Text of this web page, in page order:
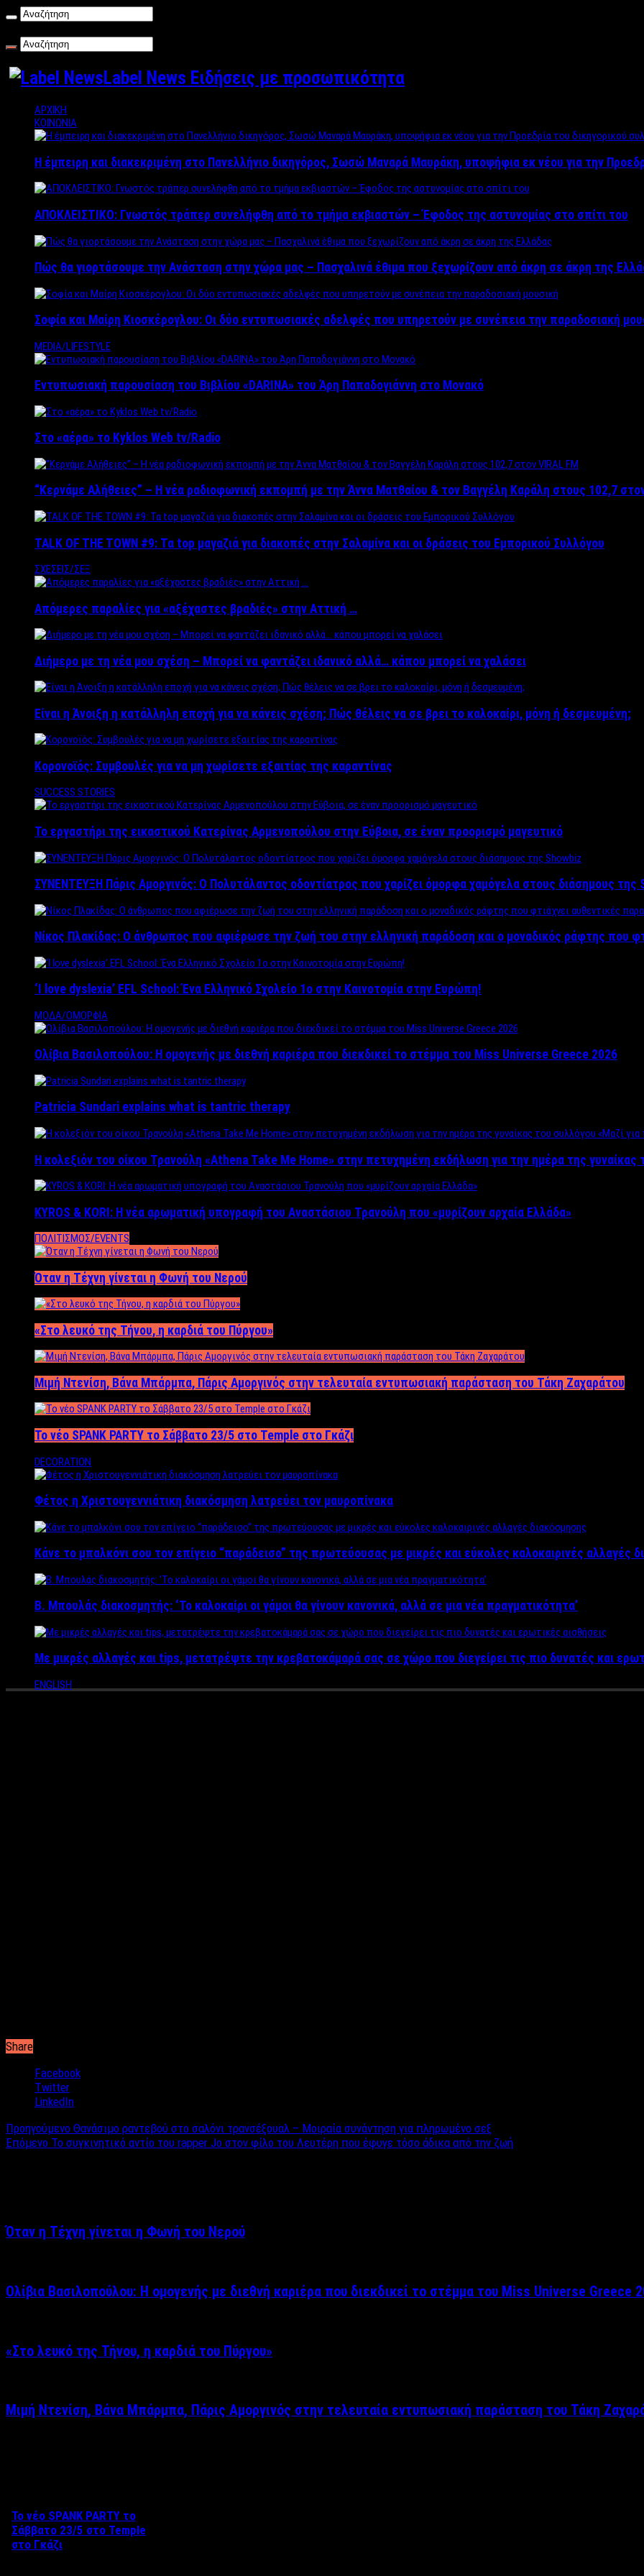
Label News Ειδήσεις με προσωπικότητα
ΑΡΧΙΚΗ
ΚΟΙΝΩΝΙΑ
Η έμπειρη και διακεκριμένη στο Πανελλήνιο δικηγόρος, Σωσώ Μαναρά Μαυράκη, υποψήφια εκ νέου για την
ΑΠΟΚΛΕΙΣΤΙΚΟ: Γνωστός τράπερ συνελήφθη από το τμήμα εκβιαστών – Έφοδος της αστυνομίας στο σπίτι του
Πώς θα γιορτάσουμε την Ανάσταση στην χώρα μας – Πασχαλινά έθιμα που ξεχωρίζουν από άκρη σε άκρη της
Σοφία και Μαίρη Κιοσκέρογλου: Οι δύο εντυπωσιακές αδελφές που υπηρετούν με συνέπεια την παραδοσιακή
MEDIA/LIFESTYLE
Εντυπωσιακή παρουσίαση του Βιβλίου «DARINA» του Άρη Παπαδογιάννη στο Μονακό
Στο «αέρα» το Kyklos Web tv/Radio
“Kερνάμε Αλήθειες” – Η νέα ραδιοφωνική εκπομπή με την Άννα Ματθαίου & τον Βαγγέλη Καράλη στους 102,7
TALK OF THE TOWN #9: Τα top μαγαζιά για διακοπές στην Σαλαμίνα και οι δράσεις του Εμπορικού Συλλόγου
ΣΧΕΣΕΙΣ/ΣΕΞ
Απόμερες παραλίες για «αξέχαστες βραδιές» στην Αττική …
Διήμερο με τη νέα μου σχέση – Μπορεί να φαντάζει ιδανικό αλλά… κάπου μπορεί να χαλάσει
Είναι η Άνοιξη η κατάλληλη εποχή για να κάνεις σχέση; Πώς θέλεις να σε βρει το καλοκαίρι, μόνη ή δεσμευμένη;
Κορονοϊός: Συμβουλές για να μη χωρίσετε εξαιτίας της καραντίνας
SUCCESS STORIES
Το εργαστήρι της εικαστικού Κατερίνας Αρμενοπούλου στην Εύβοια, σε έναν προορισμό μαγευτικό
ΣΥΝΕΝΤΕΥΞΗ Πάρις Αμοργινός: O Πολυτάλαντος οδοντίατρος που χαρίζει όμορφα χαμόγελα στους διάσημους της
Νίκος Πλακίδας: O άνθρωπος που αφιέρωσε την ζωή του στην ελληνική παράδοση και ο μοναδικός ράφτης που
‘Ι love dyslexia’ EFL School: Ένα Ελληνικό Σχολείo 1ο στην Καινοτομία στην Ευρώπη!
ΜΟΔΑ/ΟΜΟΡΦΙΑ
Ολίβια Βασιλοπούλου: Η ομογενής με διεθνή καριέρα που διεκδικεί το στέμμα του Miss Universe Greece 2026
Patricia Sundari explains what is tantric therapy
Η κολεξιόν του οίκου Τρανούλη «Athena Take Me Home» στην πετυχημένη εκδήλωση για την ημέρα της γυναίκας
KYROS & KORI: Η νέα αρωματική υπογραφή του Αναστάσιου Τρανούλη που «μυρίζουν αρχαία Ελλάδα»
ΠΟΛΙΤΙΣΜΟΣ/EVENTS
Όταν η Τέχνη γίνεται η Φωνή του Νερού
«Στο λευκό της Τήνου, η καρδιά του Πύργου»
Μιμή Ντενίση, Βάνα Μπάρμπα, Πάρις Αμοργινός στην τελευταία εντυπωσιακή παράσταση του Τάκη Ζαχαράτου
Το νέο SPANK PARTY το Σάββατο 23/5 στο Temple στο Γκάζι
DECORATION
Φέτος η Χριστουγεννιάτικη διακόσμηση λατρεύει τον μαυροπίνακα
Κάνε το μπαλκόνι σου τον επίγειο “παράδεισο” της πρωτεύουσας με μικρές και εύκολες καλοκαιρινές αλλαγές
Β. Μπουλάς διακοσμητής: ‘Το καλοκαίρι οι γάμοι θα γίνουν κανονικά, αλλά σε μια νέα πραγματικότητα’
Με μικρές αλλαγές και tips, μετατρέψτε την κρεβατοκάμαρά σας σε χώρο που διεγείρει τις πιο δυνατές και
ENGLISH
Share
Facebook
Twitter
LinkedIn
Προηγούμενο Θανάσιμο ραντεβού στο σαλόνι τρανσέξουαλ – Μοιραία συνάντηση για πληρωμένο σεξ
Επόμενο To συγκινητικό αντίο του rapper Jo στον φίλο του Λευτέρη που έφυγε τόσο άδικα από την ζωή
Όταν η Τέχνη γίνεται η Φωνή του Νερού
Ολίβια Βασιλοπούλου: Η ομογενής με διεθνή καριέρα που διεκδικεί το στέμμα του Miss Universe Greece
«Στο λευκό της Τήνου, η καρδιά του Πύργου»
Μιμή Ντενίση, Βάνα Μπάρμπα, Πάρις Αμοργινός στην τελευταία εντυπωσιακή παράσταση του Τάκη
Το νέο SPANK PARTY το
Σάββατο 23/5 στο Temple
στο Γκάζι